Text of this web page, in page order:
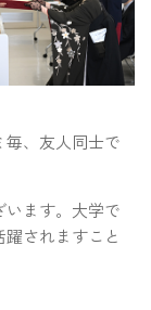
、友人同士で
ます。大学で
されますこと